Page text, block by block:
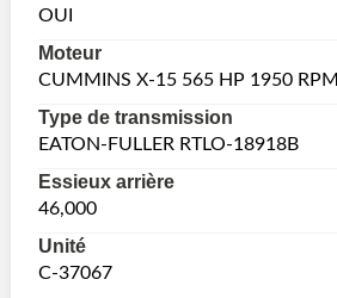
OUI
Moteur
CUMMINS X-15 565 HP 1950 RPM
Type de transmission
EATON-FULLER RTLO-18918B
Essieux arrière
46,000
Unité
C-37067